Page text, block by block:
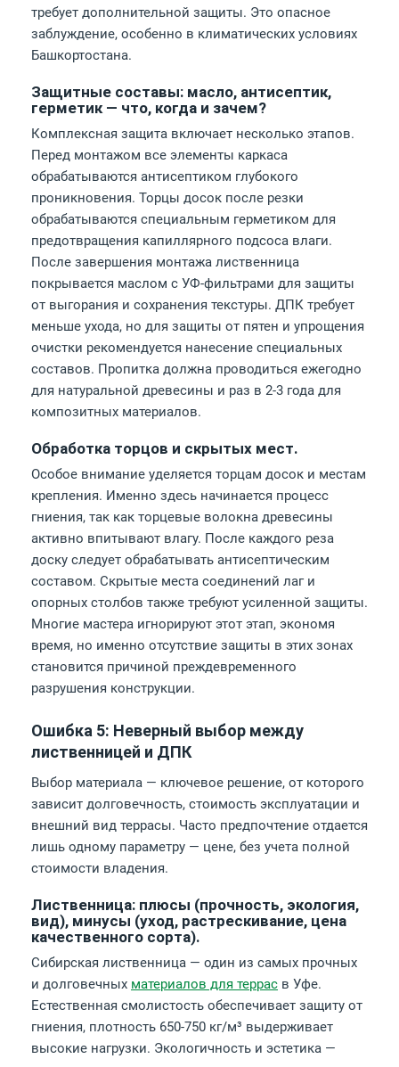
требует дополнительной защиты. Это опасное
заблуждение, особенно в климатических условиях
Башкортостана.
Защитные составы: масло, антисептик,
герметик — что, когда и зачем?
Комплексная защита включает несколько этапов.
Перед монтажом все элементы каркаса
обрабатываются антисептиком глубокого
проникновения. Торцы досок после резки
обрабатываются специальным герметиком для
предотвращения капиллярного подсоса влаги.
После завершения монтажа лиственница
покрывается маслом с УФ-фильтрами для защиты
от выгорания и сохранения текстуры. ДПК требует
меньше ухода, но для защиты от пятен и упрощения
очистки рекомендуется нанесение специальных
составов. Пропитка должна проводиться ежегодно
для натуральной древесины и раз в 2-3 года для
композитных материалов.
Обработка торцов и скрытых мест.
Особое внимание уделяется торцам досок и местам
крепления. Именно здесь начинается процесс
гниения, так как торцевые волокна древесины
активно впитывают влагу. После каждого реза
доску следует обрабатывать антисептическим
составом. Скрытые места соединений лаг и
опорных столбов также требуют усиленной защиты.
Многие мастера игнорируют этот этап, экономя
время, но именно отсутствие защиты в этих зонах
становится причиной преждевременного
разрушения конструкции.
Ошибка 5: Неверный выбор между
лиственницей и ДПК
Выбор материала — ключевое решение, от которого
зависит долговечность, стоимость эксплуатации и
внешний вид террасы. Часто предпочтение отдается
лишь одному параметру — цене, без учета полной
стоимости владения.
Лиственница: плюсы (прочность, экология,
вид), минусы (уход, растрескивание, цена
качественного сорта).
Сибирская лиственница — один из самых прочных
и долговечных материалов для террас в Уфе.
Естественная смолистость обеспечивает защиту от
гниения, плотность 650-750 кг/м³ выдерживает
высокие нагрузки. Экологичность и эстетика —